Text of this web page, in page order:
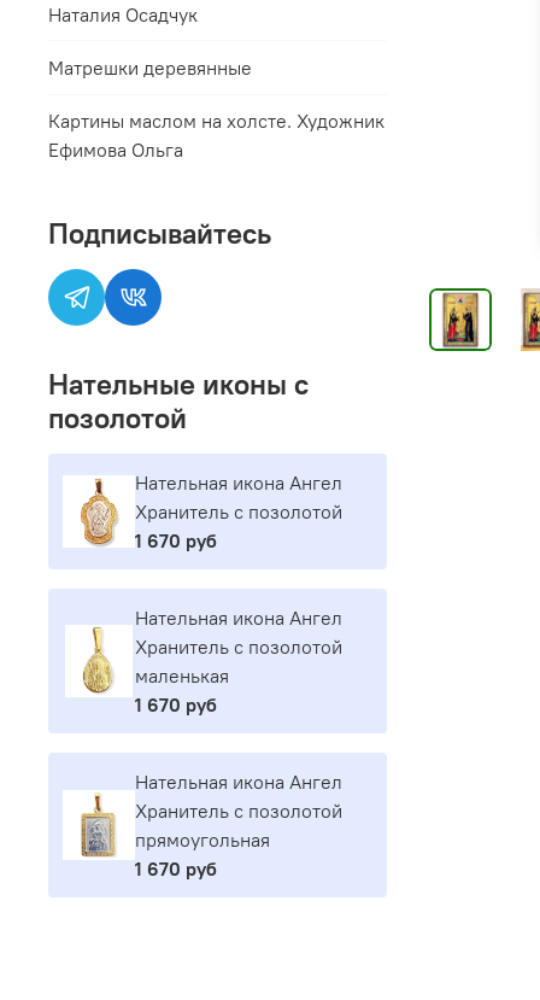
Наталия Осадчук
Матрешки деревянные
Картины маслом на холсте. Художник
Ефимова Ольга
Подписывайтесь
Нательные иконы с
позолотой
Нательная икона Ангел
Хранитель с позолотой
1 670 руб
Нательная икона Ангел
Хранитель с позолотой
маленькая
1 670 руб
Нательная икона Ангел
Хранитель с позолотой
прямоугольная
1 670 руб